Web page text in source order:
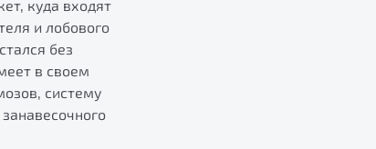
куда входят
и лобового
без
в своем
систему